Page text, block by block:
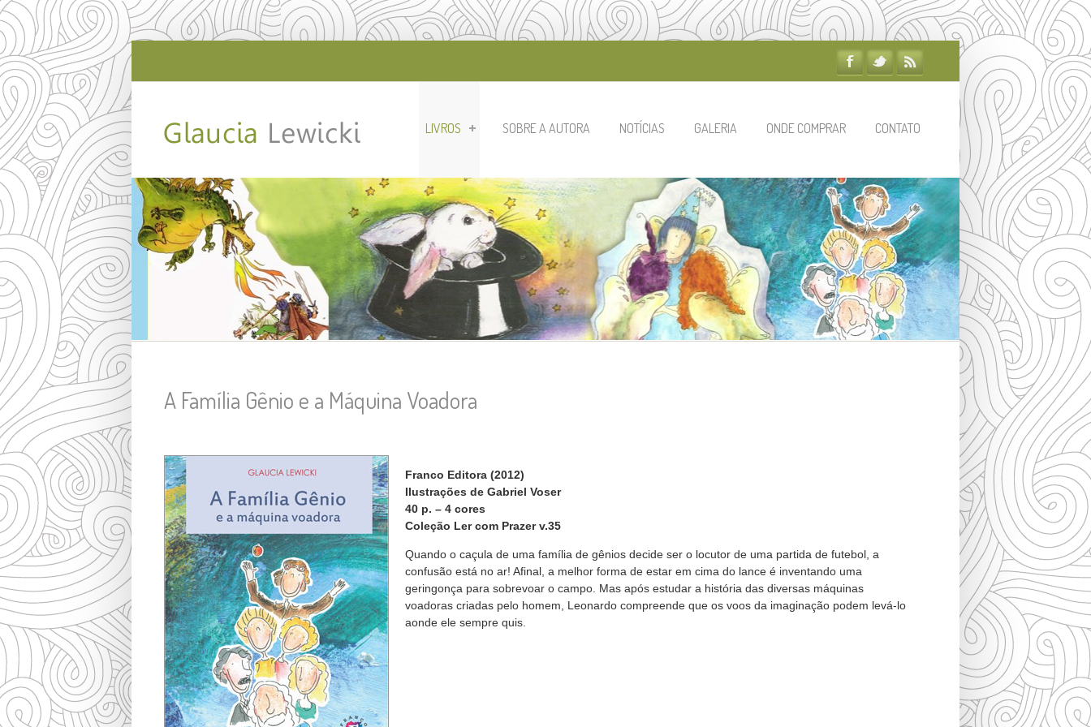
LIVROS SOBRE A AUTORA NOTÍCIAS GALERIA ONDE COMPRAR CONTATO
A Família Gênio e a Máquina Voadora
Franco Editora (2012)
Ilustrações de Gabriel Voser
40 p. – 4 cores
Coleção Ler com Prazer v.35
Quando o caçula de uma família de gênios decide ser o locutor de uma partida de futebol, a
confusão está no ar! Afinal, a melhor forma de estar em cima do lance é inventando uma
geringonça para sobrevoar o campo. Mas após estudar a história das diversas máquinas
voadoras criadas pelo homem, Leonardo compreende que os voos da imaginação podem levá-lo
aonde ele sempre quis.